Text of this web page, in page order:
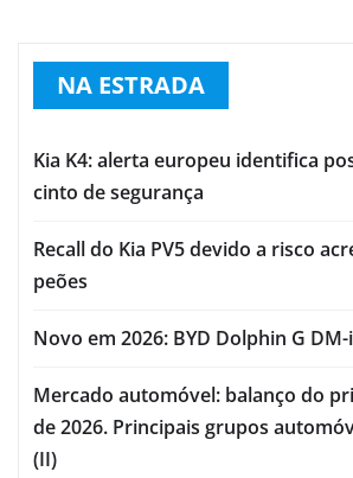
NA ESTRADA
Kia K4: alerta europeu identifica
cinto de segurança
Recall do Kia PV5 devido a risco
peões
Novo em 2026: BYD Dolphin G DM-i
Mercado automóvel: balanço do
de 2026. Principais grupos
(II)